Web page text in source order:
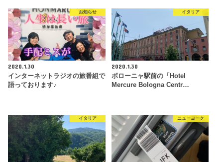
お知らせ
2020.1.30
インターネットラジオの旅番組で
語っております♪
イタリア
2020.1.30
ボローニャ駅前の「Hotel
Mercure Bologna Centr…
イタリア ニューヨーク